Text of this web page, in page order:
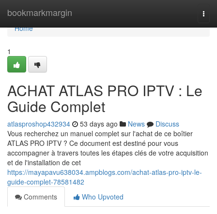
bookmarkmargin
Home
Home
1
ACHAT ATLAS PRO IPTV : Le
Guide Complet
atlasproshop432934 53 days ago News
Discuss
Vous recherchez un manuel complet sur l'achat de ce boîtier
ATLAS PRO IPTV ? Ce document est destiné pour vous
accompagner à travers toutes les étapes clés de votre acquisition
et de l'installation de cet
https://mayapavu638034.ampblogs.com/achat-atlas-pro-iptv-le-
guide-complet-78581482
Comments
Who Upvoted